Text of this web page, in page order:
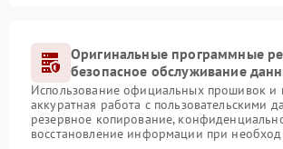
Оригинальные программные
безопасное обслуживание
Использование официальных прошивок и
аккуратная работа с пользовательскими
резервное копирование,
восстановление информации при